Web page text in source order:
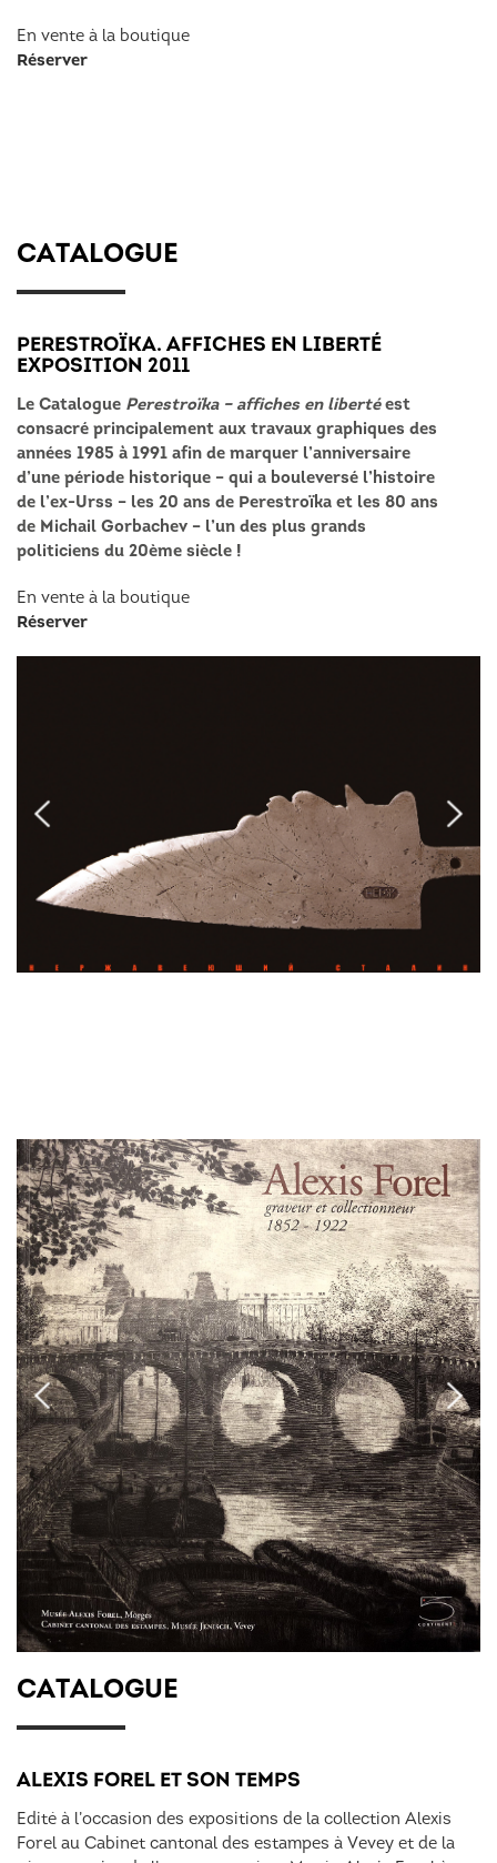
En vente à la boutique
Réserver
CATALOGUE
PERESTROÏKA. AFFICHES EN LIBERTÉ
EXPOSITION 2011
Le Catalogue Perestroïka – affiches en libertéest
consacré principalement aux travaux graphiques des
années 1985 à 1991 afin de marquer l’anniversaire
d’une période historique – qui a bouleversé l’histoire
de l’ex-Urss – les 20 ans de Perestroïka et les 80 ans
de Michail Gorbachev – l’un des plus grands
politiciens du 20ème siècle !
En vente à la boutique
Réserver
CATALOGUE
ALEXIS FOREL ET SON TEMPS
Edité à l’occasion des expositions de la collection Alexis
Forel au Cabinet cantonal des estampes à Vevey et de la